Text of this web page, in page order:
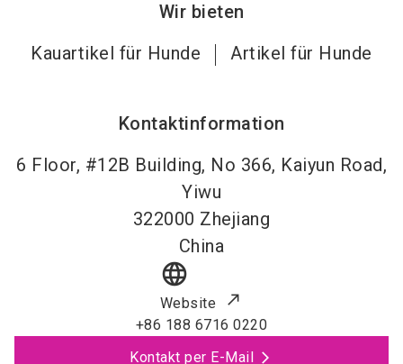
Wir bieten
Kauartikel für Hunde
Artikel für Hunde
Kontaktinformation
6 Floor, #12B Building, No 366, Kaiyun Road,
Yiwu
322000 Zhejiang
China
language
Website
+86 188 6716 0220
Kontakt per E-Mail